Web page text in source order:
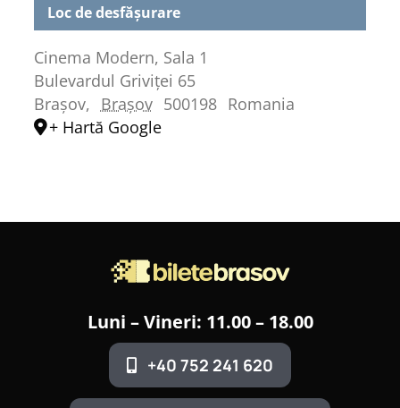
Loc de desfășurare
Cinema Modern, Sala 1
Bulevardul Griviței 65
Brașov, Brașov 500198 Romania
+ Hartă Google
Luni – Vineri: 11.00 – 18.00
+40 752 241 620